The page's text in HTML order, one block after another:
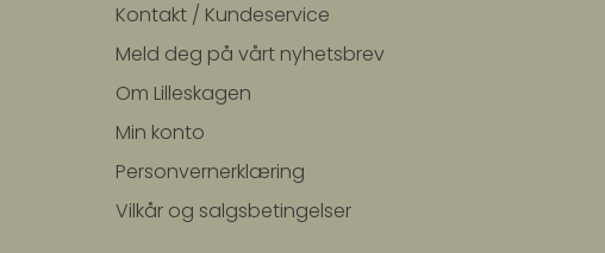
Kontakt / Kundeservice
Meld deg på vårt nyhetsbrev
Om Lilleskagen
Min konto
Personvernerklæring
Vilkår og salgsbetingelser